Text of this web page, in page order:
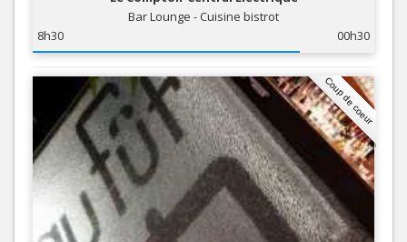
Bar Lounge - Cuisine bistrot
8h30
00h30
Coup de coeur